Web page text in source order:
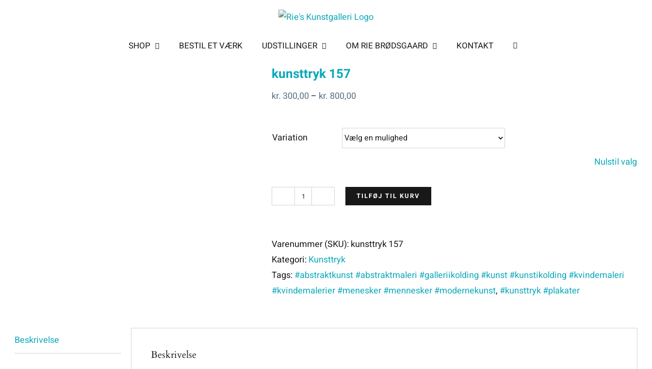
SHOP BESTIL ET VÆRK UDSTILLINGER OM RIE BRØDSGAARD KONTAKT
kunsttryk 157
kr. 300,00 – kr. 800,00
til
kr. 800,00
Variation
Nulstil valg
kunsttryk
TILFØJ TIL KURV
Varenummer (SKU):kunsttryk 157
Kategori:Kunsttryk
Tags:#abstraktkunst #abstraktmaleri #galleriikolding #kunst #kunstikolding #kvindemaleri
#kvindemalerier #menesker #mennesker #modernekunst, #kunsttryk #plakater
Beskrivelse
Beskrivelse